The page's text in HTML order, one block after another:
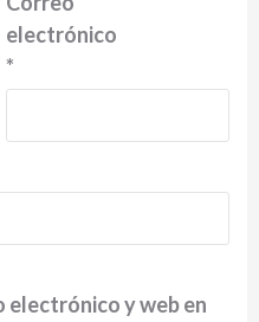
electrónico
*
electrónico y web en